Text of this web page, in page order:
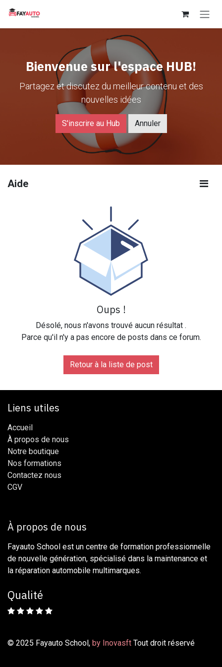
Bienvenue sur l'espace HUB!
Partagez et discutez du meilleur contenu et des
nouvelles idées
S'inscrire au Hub Annuler
Aide
Oups !
Désolé, nous n'avons trouvé aucun résultat .
Parce qu'il n'y a pas encore de posts dans ce forum.
Retour à la liste de post
Liens utiles
Accueil
À propos de nous
Notre boutique
Nos formations
Contactez nous
CG​​V​​​​
À propos de nous
Fayauto School est un centre de formation professionnelle
de nouvelle génération, spécialisé dans la maintenance et
la réparation automobile multimarques.
Qualité
© 2025 Fayauto School, by Inovasft Tout droit réservé